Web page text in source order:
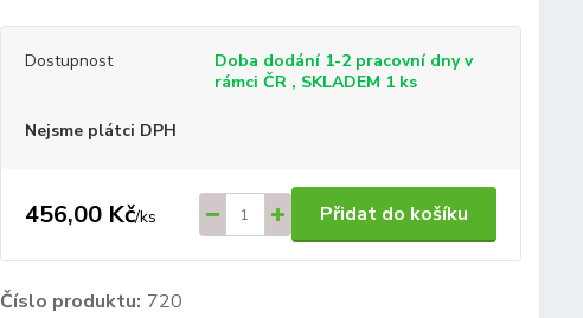
Dostupnost
Doba dodání 1-2 pracovní dny v
rámci ČR , SKLADEM 1 ks
Nejsme plátci DPH
456,00 Kč/ks Přidat do košíku
Číslo produktu: 720